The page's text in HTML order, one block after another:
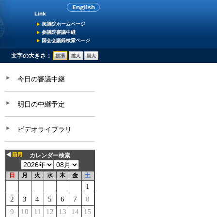
衆議院ホームページ
参議院審議中継
国会会議録検索ページ
文字の大きさ：
今日の審議中継
明日の中継予定
ビデオライブラリ
カレンダー検索
日 月 火 水 木 金 土
1
2
3 4 5 6 7
8
9
10 11 12 13 14
15